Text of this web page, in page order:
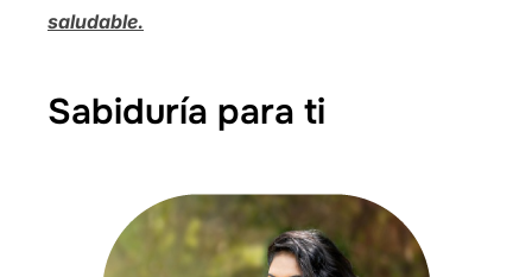
saludable.
Sabiduría para ti